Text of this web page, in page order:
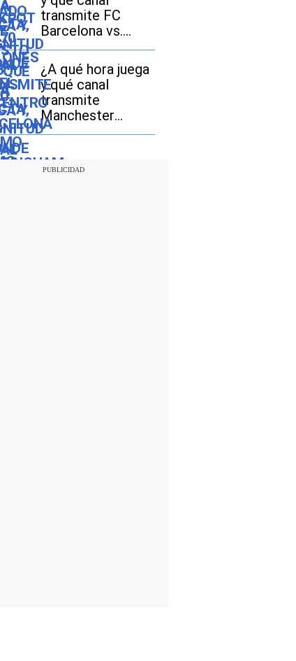
último
transmite FC
Barcelona vs.
Nottingham
Forest EN VIVO
hoy por amistoso
2026?
¿A qué hora juega
y qué canal
transmite
Manchester
United vs. PSG EN
amistoso 2026 en
España, México y